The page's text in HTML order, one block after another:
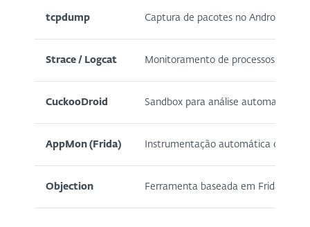
tcpdump Captura de pacotes no Android
Strace / Logcat Monitoramento de processos e logs
CuckooDroid Sandbox para análise automatizada
AppMon (Frida) Instrumentação automática de
Objection Ferramenta baseada em Frida para